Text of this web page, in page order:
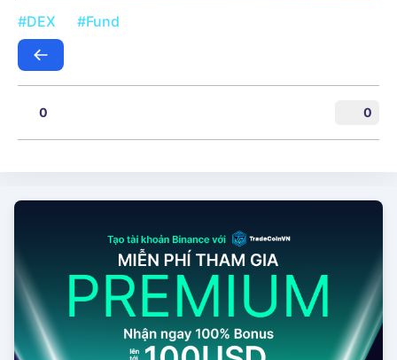
#DEX #Fund
0 0